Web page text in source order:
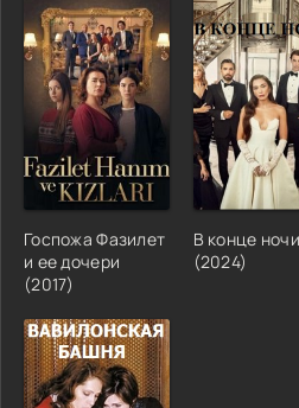
Госпожа Фазилет
и ее дочери
(2017)
В конце ночи
(2024)